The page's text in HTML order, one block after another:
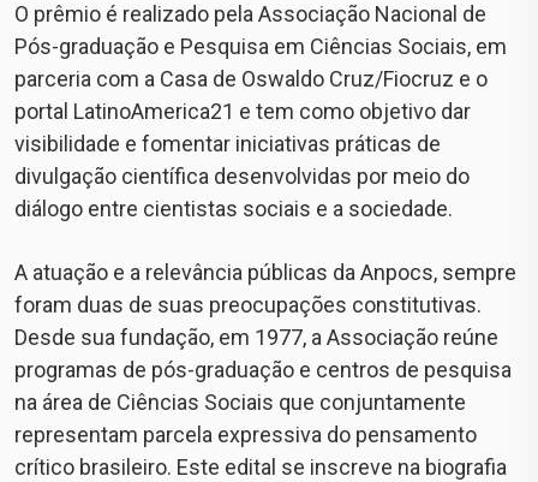
O prêmio é realizado pela Associação Nacional de
Pós-graduação e Pesquisa em Ciências Sociais, em
parceria com a Casa de Oswaldo Cruz/Fiocruz e o
portal LatinoAmerica21 e tem como objetivo dar
visibilidade e fomentar iniciativas práticas de
divulgação científica desenvolvidas por meio do
diálogo entre cientistas sociais e a sociedade.
A atuação e a relevância públicas da Anpocs, sempre
foram duas de suas preocupações constitutivas.
Desde sua fundação, em 1977, a Associação reúne
programas de pós-graduação e centros de pesquisa
na área de Ciências Sociais que conjuntamente
representam parcela expressiva do pensamento
crítico brasileiro. Este edital se inscreve na biografia